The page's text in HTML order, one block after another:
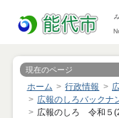
現在のページ
ホーム 行政情報
広報のしろバックナ
広報のしろ 令和５